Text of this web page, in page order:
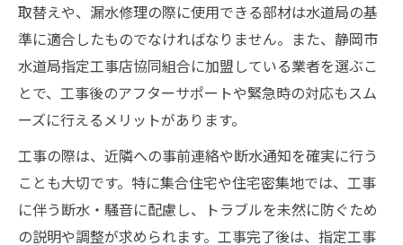
取替えや、漏水修理の際に使用できる部材は水道局の基
準に適合したものでなければなりません。また、静岡市
水道局指定工事店協同組合に加盟している業者を選ぶこ
とで、工事後のアフターサポートや緊急時の対応もスム
ーズに行えるメリットがあります。
工事の際は、近隣への事前連絡や断水通知を確実に行う
ことも大切です。特に集合住宅や住宅密集地では、工事
に伴う断水・騒音に配慮し、トラブルを未然に防ぐため
の説明や調整が求められます。工事完了後は、指定工事